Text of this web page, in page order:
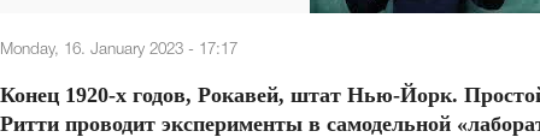
Monday, 16. January 2023 - 17:17
Конец 1920-х годов, Рокавей, штат Нью-Йорк.
Ритти проводит эксперименты в самодельной